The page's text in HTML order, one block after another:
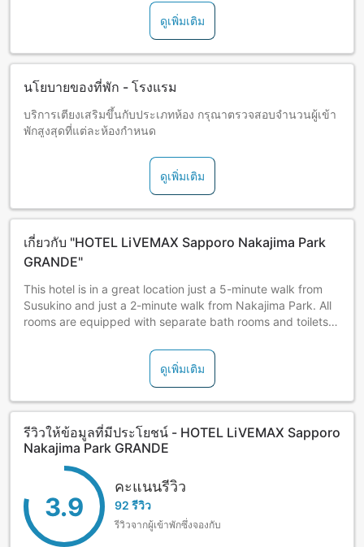
ดูเพิ่มเติม
นโยบายของที่พัก - โรงแรม
บริการเตียงเสริมขึ้นกับประเภทห้อง กรุณาตรวจสอบจำนวนผู้เข้า
พักสูงสุดที่แต่ละห้องกำหนด
ดูเพิ่มเติม
เกี่ยวกับ "HOTEL LiVEMAX Sapporo Nakajima Park
GRANDE"
This hotel is in a great location just a 5-minute walk from
Susukino and just a 2-minute walk from Nakajima Park. All
rooms are equipped with separate bath rooms and toilets.
ดูเพิ่มเติม
รีวิวให้ข้อมูลที่มีประโยชน์ - HOTEL LiVEMAX Sapporo
Nakajima Park GRANDE
3.9
คะแนนรีวิว
92 รีวิว
รีวิวจากผู้เข้าพักซึ่งจองกับ